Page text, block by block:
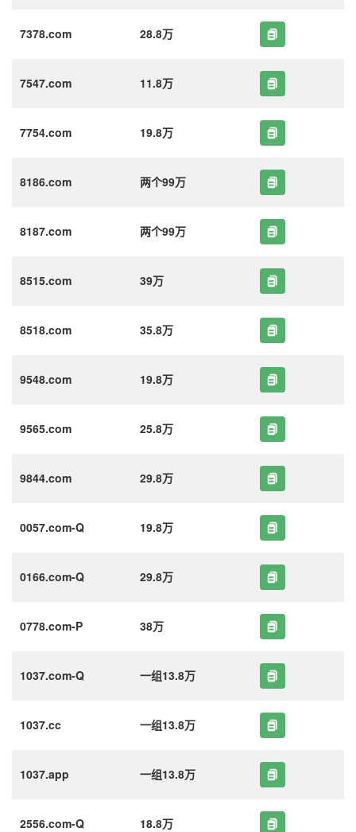
7378.com 28.8万
7547.com 11.8万
7754.com 19.8万
8186.com 两个99万
8187.com 两个99万
8515.com 39万
8518.com 35.8万
9548.com 19.8万
9565.com 25.8万
9844.com 29.8万
0057.com-Q 19.8万
0166.com-Q 29.8万
0778.com-P 38万
1037.com-Q 一组13.8万
1037.cc 一组13.8万
1037.app 一组13.8万
2556.com-Q 18.8万